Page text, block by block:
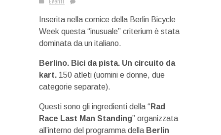
Inserita nella cornice della Berlin Bicycle
Week questa “inusuale” criterium è stata
dominata da un italiano.
Berlino. Bici da pista. Un circuito da
kart. 150 atleti (uomini e donne, due
categorie separate).
Questi sono gli ingredienti della “Rad
Race Last Man Standing” organizzata
all’interno del programma della Berlin